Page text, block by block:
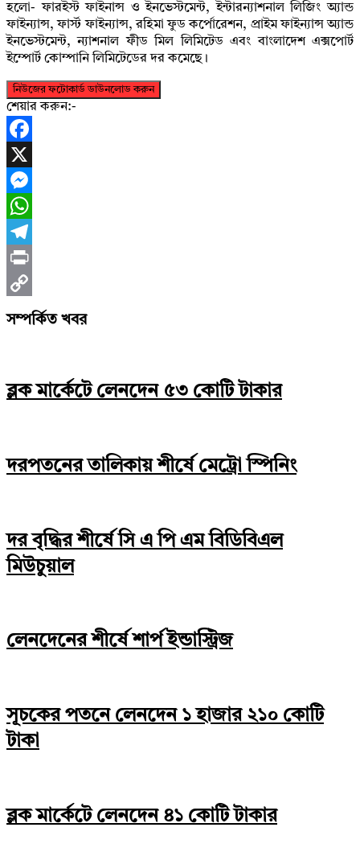
হলো- ফারইস্ট ফাইনান্স ও ইনভেস্টমেন্ট, ইন্টারন্যাশনাল লিজিং অ্যান্ড
ফাইন্যান্স, ফার্স্ট ফাইন্যান্স, রহিমা ফুড কর্পোরেশন, প্রাইম ফাইন্যান্স অ্যান্ড
ইনভেস্টমেন্ট, ন্যাশনাল ফীড মিল লিমিটেড এবং বাংলাদেশ এক্সপোর্ট
ইম্পোর্ট কোম্পানি লিমিটেডের দর কমেছে।
নিউজের ফটোকার্ড ডাউনলোড করুন
শেয়ার করুন:-
Facebook
X
Messenger
WhatsApp
Telegram
Print
Copy
সম্পর্কিত খবর
ব্লক মার্কেটে লেনদেন ৫৩ কোটি টাকার
দরপতনের তালিকায় শীর্ষে মেট্রো স্পিনিং
দর বৃদ্ধির শীর্ষে সি এ পি এম বিডিবিএল
মিউচুয়াল
লেনদেনের শীর্ষে শার্প ইন্ডাস্ট্রিজ
সূচকের পতনে লেনদেন ১ হাজার ২১০ কোটি
টাকা
ব্লক মার্কেটে লেনদেন ৪১ কোটি টাকার